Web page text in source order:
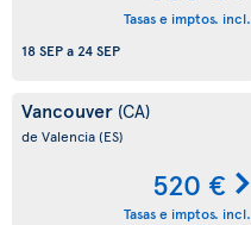
Tasas e imptos. incl.
18 SEPa24 SEP
Vancouver (CA)
de Valencia(ES)
520 €
Tasas e imptos. incl.